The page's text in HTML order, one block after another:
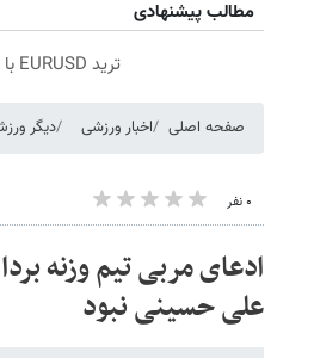
مطالب پیشنهادی
ترید EURUSD با اسپرد از صفر پیپ
صفحه اصلی اخبار ورزشی دیگر
۰ نفر
ادعای مربی تیم وزنه
علی حسینی نبود